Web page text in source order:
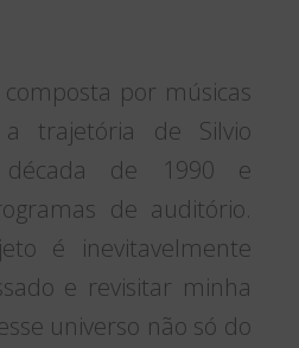
por músicas
trajetória de Silvio
de 1990 e
de auditório.
é inevitavelmente
e revisitar minha
universo não só do